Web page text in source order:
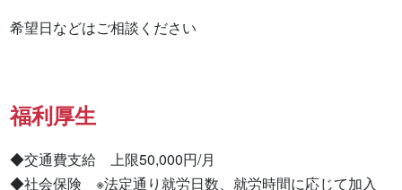
希望日などはご相談ください
福利厚生
◆交通費支給　上限50,000円/月
◆社会保険　※法定通り就労日数、就労時間に応じて加入